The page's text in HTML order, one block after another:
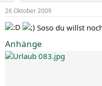
l
e
r
l
m
26 Oktober 2009
Soso du willst
Anhänge